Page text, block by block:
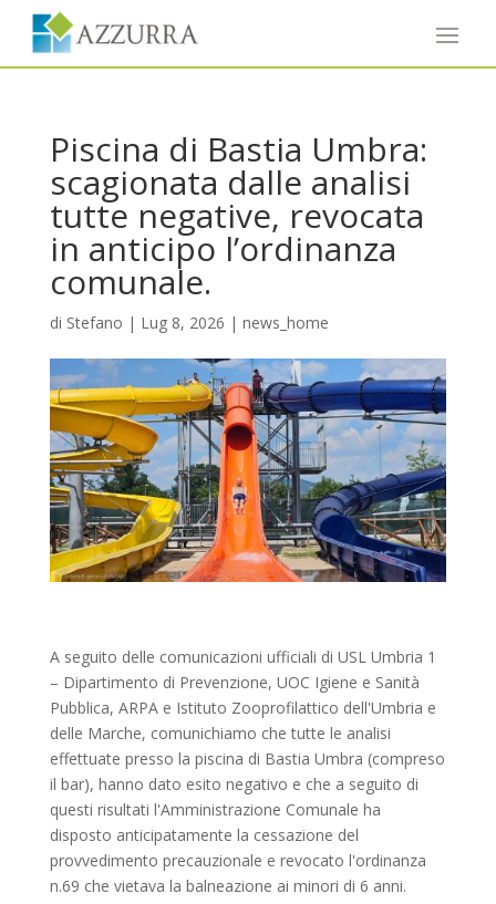
Piscina di Bastia Umbra:
scagionata dalle analisi
tutte negative, revocata
in anticipo l’ordinanza
comunale.
di Stefano | Lug 8, 2026 | news_home
A seguito delle comunicazioni ufficiali di USL Umbria 1
– Dipartimento di Prevenzione, UOC Igiene e Sanità
Pubblica, ARPA e Istituto Zooprofilattico dell'Umbria e
delle Marche, comunichiamo che tutte le analisi
effettuate presso la piscina di Bastia Umbra (compreso
il bar), hanno dato esito negativo e che a seguito di
questi risultati l'Amministrazione Comunale ha
disposto anticipatamente la cessazione del
provvedimento precauzionale e revocato l'ordinanza
n.69 che vietava la balneazione ai minori di 6 anni.